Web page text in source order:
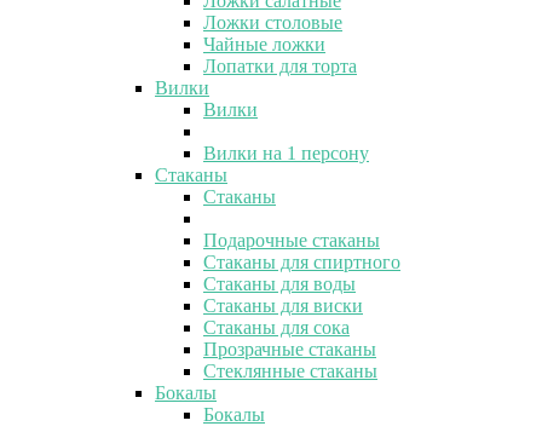
Ложки столовые
Чайные ложки
Лопатки для торта
Вилки
Вилки
Вилки на 1 персону
Стаканы
Стаканы
Подарочные стаканы
Стаканы для спиртного
Стаканы для воды
Стаканы для виски
Стаканы для сока
Прозрачные стаканы
Стеклянные стаканы
Бокалы
Бокалы